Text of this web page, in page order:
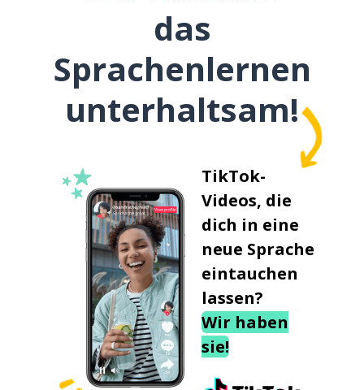
das
Sprachenlernen
unterhaltsam!
TikTok-
Videos, die
dich in eine
neue Sprache
eintauchen
lassen?
Wir haben
sie!